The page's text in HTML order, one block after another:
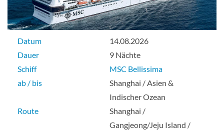
Datum
14.08.2026
Dauer
9 Nächte
Schiff
MSC Bellissima
ab / bis
Shanghai / Asien &
Indischer Ozean
Route
Shanghai /
Gangjeong/Jeju Island /